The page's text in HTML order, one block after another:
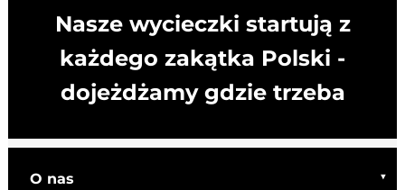
Nasze wycieczki startują z
każdego zakątka Polski -
dojeżdżamy gdzie trzeba
O nas